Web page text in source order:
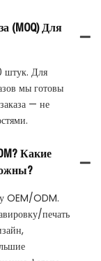
(MOQ) Для
штук. Для
мы готовы
— не
Какие
OEM/ODM.
печать